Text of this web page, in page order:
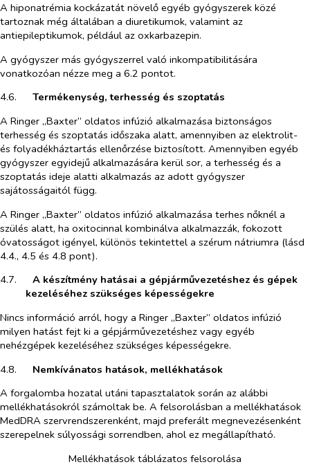
A hiponatrémia kockázatát növelő egyéb gyógyszerek közé
tartoznak még általában a diuretikumok, valamint az
antiepileptikumok, például az oxkarbazepin.
A gyógyszer más gyógyszerrel való inkompatibilitására
vonatkozóan nézze meg a 6.2 pontot.
4.6.​
Termékenység, terhesség és szoptatás
A Ringer „Baxter” oldatos infúzió alkalmazása biztonságos
terhesség és szoptatás időszaka alatt, amennyiben az elektrolit-
és folyadékháztartás ellenőrzése biztosított. Amennyiben egyéb
gyógyszer egyidejű alkalmazására kerül sor, a terhesség és a
szoptatás ideje alatti alkalmazás az adott gyógyszer
sajátosságaitól függ.
A Ringer „Baxter” oldatos infúzió alkalmazása terhes nőknél a
szülés alatt, ha oxitocinnal kombinálva alkalmazzák, fokozott
óvatosságot igényel, különös tekintettel a szérum nátriumra (lásd
4.4., 4.5 és 4.8 pont).
4.7.​
A készítmény hatásai a gépjárművezetéshez és gépek
kezeléséhez szükséges képességekre
Nincs információ arról, hogy a Ringer „Baxter” oldatos infúzió
milyen hatást fejt ki a gépjárművezetéshez vagy egyéb
nehézgépek kezeléséhez szükséges képességekre.
4.8.​
Nemkívánatos hatások, mellékhatások
A forgalomba hozatal utáni tapasztalatok során az alábbi
mellékhatásokról számoltak be. A felsorolásban a mellékhatások
MedDRA szervrendszerenként, majd preferált megnevezésenként
szerepelnek súlyossági sorrendben, ahol ez megállapítható.
Mellékhatások táblázatos felsorolása